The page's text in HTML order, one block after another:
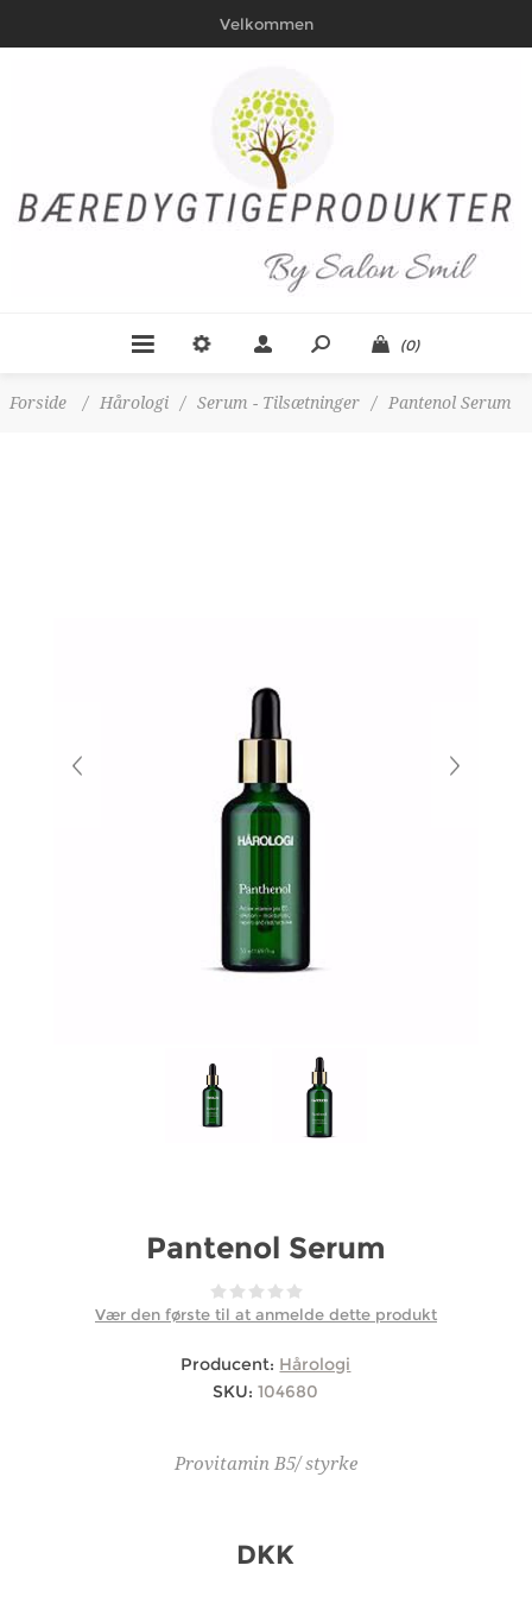
Velkommen
(0)
Forside / Hårologi / Serum - Tilsætninger / Pantenol Serum
Pantenol Serum
Vær den første til at anmelde dette produkt
Producent: Hårologi
SKU: 104680
Provitamin B5/ styrke
DKK